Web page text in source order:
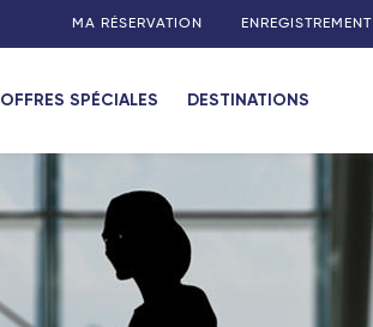
MA RÉSERVATION ENREGISTREMENT
OFFRES SPÉCIALES DESTINATIONS